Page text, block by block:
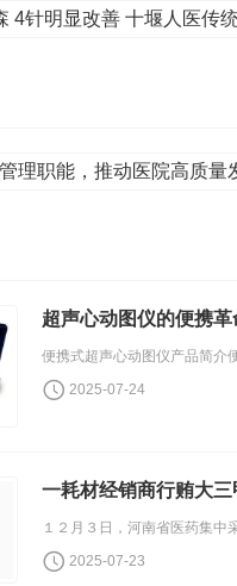
超声心动图仪的便携
2025-07-24
一耗材经销商行贿大三
2025-07-23